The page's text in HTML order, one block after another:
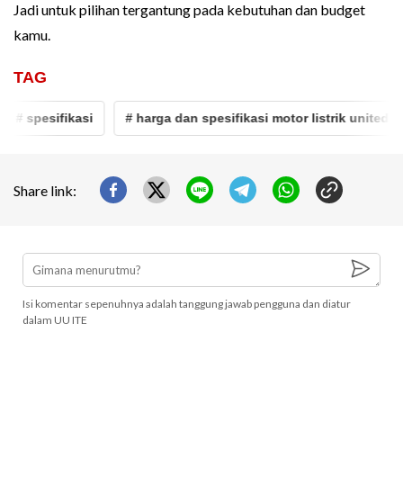
Jadi untuk pilihan tergantung pada kebutuhan dan budget
kamu.
TAG
spesifikasi # harga dan spesifikasi motor listrik united
Share link:
Isi komentar sepenuhnya adalah tanggung jawab pengguna dan diatur
dalam UU ITE